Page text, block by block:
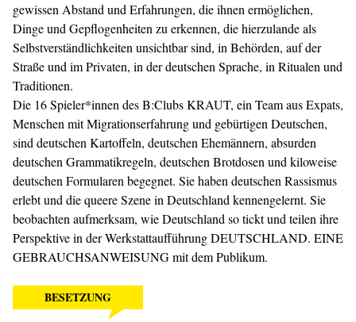
gewissen Abstand und Erfahrungen, die ihnen ermöglichen,
Dinge und Gepflogenheiten zu erkennen, die hierzulande als
Selbstverständlichkeiten unsichtbar sind, in Behörden, auf der
Straße und im Privaten, in der deutschen Sprache, in Ritualen und
Traditionen.
Die 16 Spieler*innen des B:Clubs KRAUT, ein Team aus Expats,
Menschen mit Migrationserfahrung und gebürtigen Deutschen,
sind deutschen Kartoffeln, deutschen Ehemännern, absurden
deutschen Grammatikregeln, deutschen Brotdosen und kiloweise
deutschen Formularen begegnet. Sie haben deutschen Rassismus
erlebt und die queere Szene in Deutschland kennengelernt. Sie
beobachten aufmerksam, wie Deutschland so tickt und teilen ihre
Perspektive in der Werkstattaufführung DEUTSCHLAND. EINE
GEBRAUCHSANWEISUNG mit dem Publikum.
BESETZUNG